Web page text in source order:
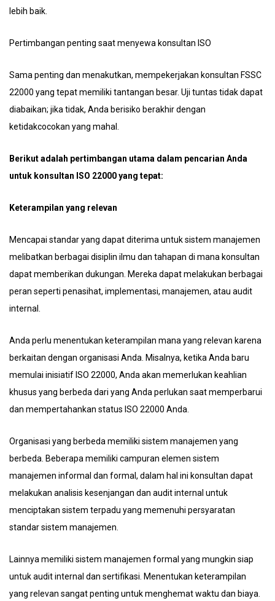
lebih baik.
Pertimbangan penting saat menyewa konsultan ISO
Sama penting dan menakutkan, mempekerjakan konsultan FSSC
22000 yang tepat memiliki tantangan besar. Uji tuntas tidak dapat
diabaikan; jika tidak, Anda berisiko berakhir dengan
ketidakcocokan yang mahal.
Berikut adalah pertimbangan utama dalam pencarian Anda
untuk konsultan ISO 22000 yang tepat:
Keterampilan yang relevan
Mencapai standar yang dapat diterima untuk sistem manajemen
melibatkan berbagai disiplin ilmu dan tahapan di mana konsultan
dapat memberikan dukungan. Mereka dapat melakukan berbagai
peran seperti penasihat, implementasi, manajemen, atau audit
internal.
Anda perlu menentukan keterampilan mana yang relevan karena
berkaitan dengan organisasi Anda. Misalnya, ketika Anda baru
memulai inisiatif ISO 22000, Anda akan memerlukan keahlian
khusus yang berbeda dari yang Anda perlukan saat memperbarui
dan mempertahankan status ISO 22000 Anda.
Organisasi yang berbeda memiliki sistem manajemen yang
berbeda. Beberapa memiliki campuran elemen sistem
manajemen informal dan formal, dalam hal ini konsultan dapat
melakukan analisis kesenjangan dan audit internal untuk
menciptakan sistem terpadu yang memenuhi persyaratan
standar sistem manajemen.
Lainnya memiliki sistem manajemen formal yang mungkin siap
untuk audit internal dan sertifikasi. Menentukan keterampilan
yang relevan sangat penting untuk menghemat waktu dan biaya.